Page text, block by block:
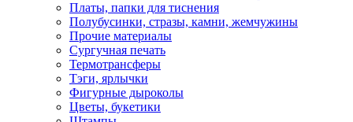
Платы, папки для тиснения
Полубусинки, стразы, камни, жемчужины
Прочие материалы
Сургучная печать
Термотрансферы
Тэги, ярлычки
Фигурные дыроколы
Цветы, букетики